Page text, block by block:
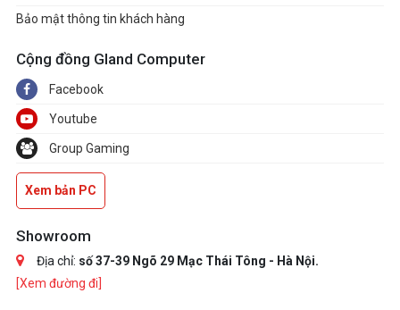
Bảo mật thông tin khách hàng
Cộng đồng Gland Computer
Facebook
Youtube
Group Gaming
Xem bản PC
Showroom
Địa chỉ: số 37-39 Ngõ 29 Mạc Thái Tông - Hà Nội.
[Xem đường đi]